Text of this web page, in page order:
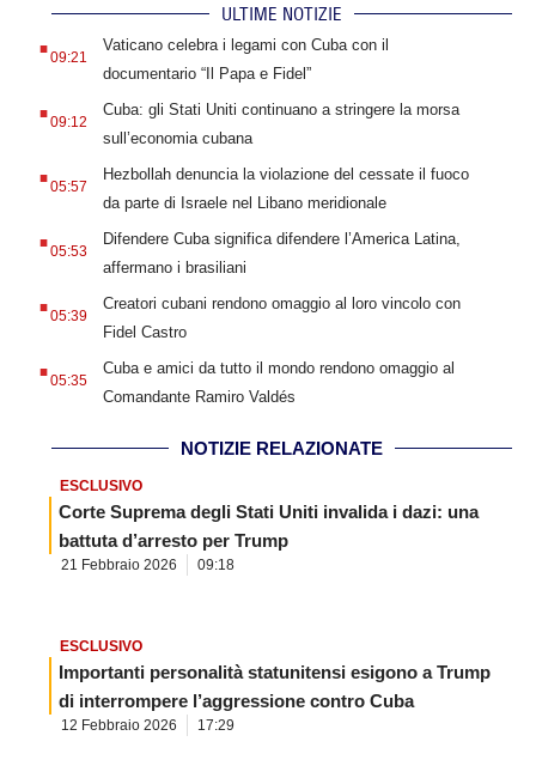
ULTIME NOTIZIE
.09:21
Vaticano celebra i legami con Cuba con il
documentario “Il Papa e Fidel”
.09:12
Cuba: gli Stati Uniti continuano a stringere la morsa
sull’economia cubana
.05:57
Hezbollah denuncia la violazione del cessate il fuoco
da parte di Israele nel Libano meridionale
.05:53
Difendere Cuba significa difendere l’America Latina,
affermano i brasiliani
.05:39
Creatori cubani rendono omaggio al loro vincolo con
Fidel Castro
.05:35
Cuba e amici da tutto il mondo rendono omaggio al
Comandante Ramiro Valdés
NOTIZIE RELAZIONATE
ESCLUSIVO
Corte Suprema degli Stati Uniti invalida i dazi: una
battuta d’arresto per Trump
21 Febbraio 2026 09:18
ESCLUSIVO
Importanti personalità statunitensi esigono a Trump
di interrompere l’aggressione contro Cuba
12 Febbraio 2026 17:29